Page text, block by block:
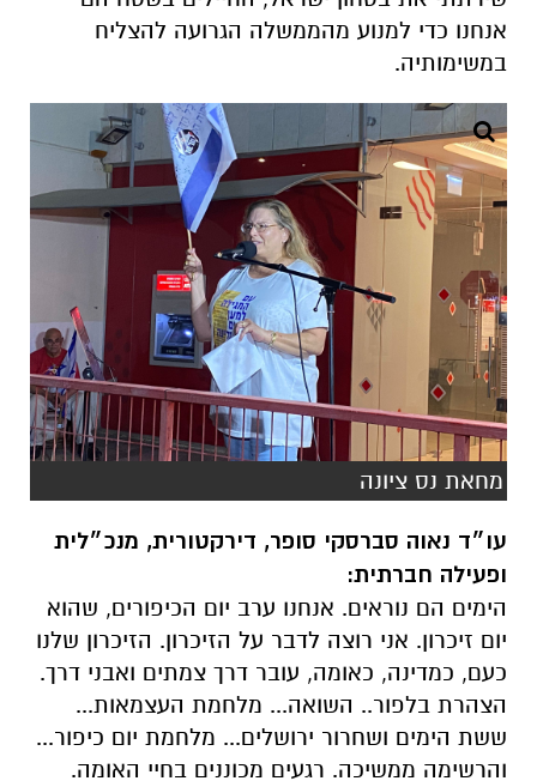
אנחנו כדי למנוע מהממשלה הגרועה להצליח
במשימותיה.
מחאת נס ציונה
עו״ד נאוה סברסקי סופר, דירקטורית, מנכ״לית
ופעילה חברתית:
הימים הם נוראים. אנחנו ערב יום הכיפורים, שהוא
יום זיכרון. אני רוצה לדבר על הזיכרון. הזיכרון שלנו
כעם, כמדינה, כאומה, עובר דרך צמתים ואבני דרך.
הצהרת בלפור.. השואה... מלחמת העצמאות...
ששת הימים ושחרור ירושלים... מלחמת יום כיפור...
והרשימה ממשיכה. רגעים מכוננים בחיי האומה.